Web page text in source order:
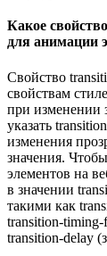
Какое
для анимации
Свойство
свойствам
при изменении
указать
изменения
значения.
элементов на
в значении
такими как
transition-
transition-delay